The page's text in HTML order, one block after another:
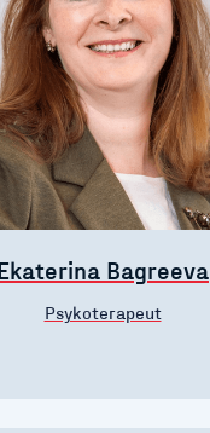
Ekaterina Bagreeva
Psykoterapeut